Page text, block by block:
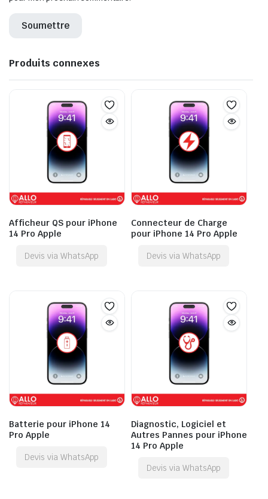
Produits connexes
Afficheur QS pour iPhone
14 Pro Apple
Devis via WhatsApp
Connecteur de Charge
pour iPhone 14 Pro Apple
Devis via WhatsApp
Batterie pour iPhone 14
Pro Apple
Devis via WhatsApp
Diagnostic, Logiciel et
Autres Pannes pour iPhone
14 Pro Apple
Devis via WhatsApp